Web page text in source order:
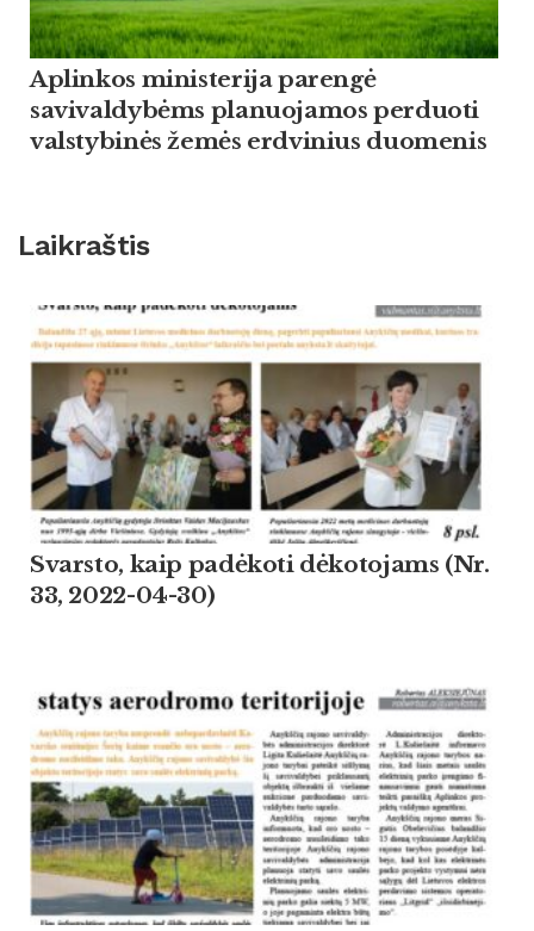
Aplinkos ministerija parengė
savivaldybėms planuojamos perduoti
valstybinės žemės erdvinius duomenis
Laikraštis
Svarsto, kaip padėkoti dėkotojams (Nr.
33, 2022-04-30)